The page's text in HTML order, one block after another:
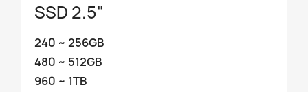
SSD 2.5"
240 ~ 256GB
480 ~ 512GB
960 ~ 1TB